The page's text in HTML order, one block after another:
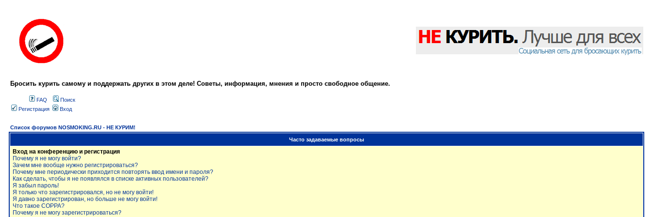
Бросить курить самому и поддержать других в этом деле! Советы, информация, мнения и просто свободное общение.
FAQ
Поиск
Регистрация
Вход
Список форумов NOSMOKING.RU - НЕ КУРИМ!
Часто задаваемые вопросы
Вход на конференцию и регистрация
Почему я не могу войти?
Зачем мне вообще нужно регистрироваться?
Почему мне периодически приходится повторять ввод имени и пароля?
Как сделать, чтобы я не появлялся в списке активных пользователей?
Я забыл пароль!
Я только что зарегистрировался, но не могу войти!
Я давно зарегистрирован, но больше не могу войти!
Что такое COPPA?
Почему я не могу зарегистрироваться?